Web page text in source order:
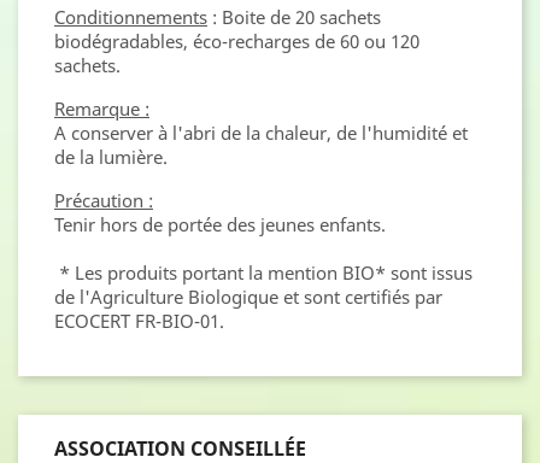
Conditionnements : Boite de 20 sachets
biodégradables, éco-recharges de 60 ou 120
sachets.
Remarque :
A conserver à l'abri de la chaleur, de l'humidité et
de la lumière.
Précaution :
Tenir hors de portée des jeunes enfants.
* Les produits portant la mention BIO* sont issus
de l'Agriculture Biologique et sont certifiés par
ECOCERT FR-BIO-01.
ASSOCIATION CONSEILLÉE